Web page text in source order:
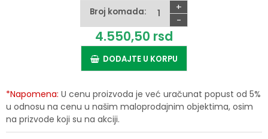
Broj komada:
+
-
4.550,50 rsd
DODAJTE U KORPU
*Napomena: U cenu proizvoda je već uračunat popust od 5%
u odnosu na cenu u našim maloprodajnim objektima, osim
na prizvode koji su na akciji.